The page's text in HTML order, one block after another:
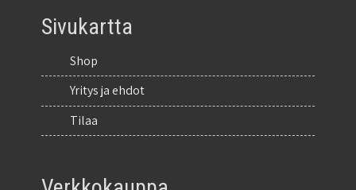
Sivukartta
Shop
Yritys ja ehdot
Tilaa